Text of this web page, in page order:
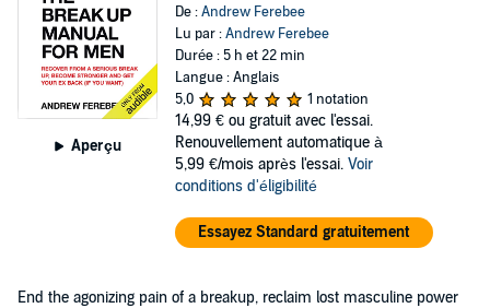
Aperçu
De :Andrew Ferebee
Lu par :Andrew Ferebee
Durée : 5 h et 22 min
Langue : Anglais
5,0
1 notation
14,99 € ou gratuit avec l'essai.
Renouvellement automatique à
5,99 €/mois après l'essai. Voir
conditions d'éligibilité
Essayez Standard gratuitement
End the agonizing pain of a breakup, reclaim lost masculine power